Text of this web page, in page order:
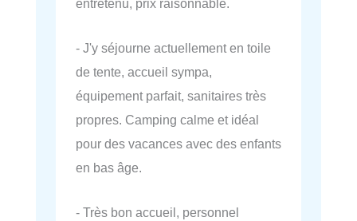
entretenu, prix raisonnable.
- J'y séjourne actuellement en toile
de tente, accueil sympa,
équipement parfait, sanitaires très
propres. Camping calme et idéal
pour des vacances avec des enfants
en bas âge.
- Très bon accueil, personnel